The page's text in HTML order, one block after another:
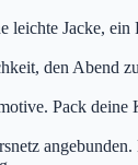
Jacke,
den Abend
Pack